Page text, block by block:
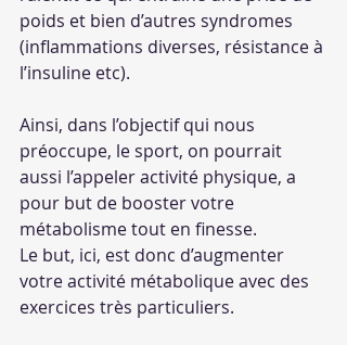
poids et bien d’autres syndromes
(inflammations diverses, résistance à
l’insuline etc).
Ainsi, dans l’objectif qui nous
préoccupe, le sport, on pourrait
aussi l’appeler activité physique, a
pour but de booster votre
métabolisme tout en finesse.
Le but, ici, est donc d’augmenter
votre activité métabolique avec des
exercices très particuliers.